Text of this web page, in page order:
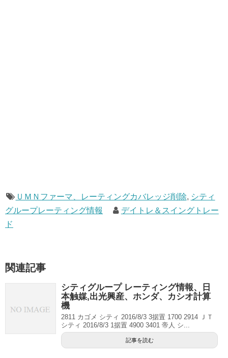
ＵＭＮファーマ、レーティングカバレッジ削除, シティ
グループレーティング情報
デイトレ＆スイングトレー
ド
関連記事
シティグループ レーティング情報、日
本触媒,出光興産、ホンダ、カシオ計算
機
2811 カゴメ シティ 2016/8/3 3据置 1700 2914 ＪＴ
シティ 2016/8/3 1据置 4900 3401 帝人 シ...
記事を読む